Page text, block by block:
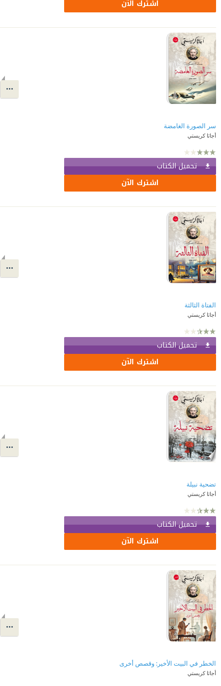
اشترك الآن
سر الصورة الغامضة
أجاثا كريستي
تحميل الكتاب
اشترك الآن
الفتاة الثالثة
أجاثا كريستي
تحميل الكتاب
اشترك الآن
تضحية نبيلة
أجاثا كريستي
تحميل الكتاب
اشترك الآن
الخطر في البيت الأخير: وقصص أخرى
أجاثا كريستي